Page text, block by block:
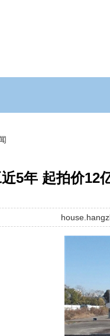
5年 起拍价12